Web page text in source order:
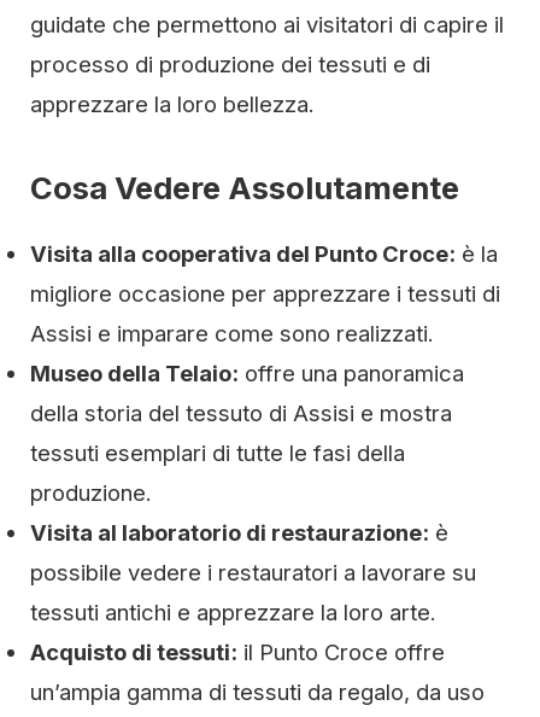
guidate che permettono ai visitatori di capire il
processo di produzione dei tessuti e di
apprezzare la loro bellezza.
Cosa Vedere Assolutamente
Visita alla cooperativa del Punto Croce: è la
migliore occasione per apprezzare i tessuti di
Assisi e imparare come sono realizzati.
Museo della Telaio: offre una panoramica
della storia del tessuto di Assisi e mostra
tessuti esemplari di tutte le fasi della
produzione.
Visita al laboratorio di restaurazione: è
possibile vedere i restauratori a lavorare su
tessuti antichi e apprezzare la loro arte.
Acquisto di tessuti: il Punto Croce offre
un’ampia gamma di tessuti da regalo, da uso